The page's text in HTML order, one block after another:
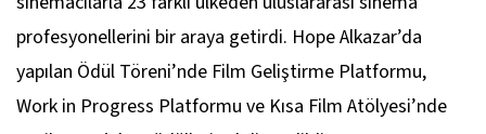
profesyonellerini bir araya getirdi. Hope Alkazar’da
yapılan Ödül Töreni’nde Film Geliştirme Platformu,
Work in Progress Platformu ve Kısa Film Atölyesi’nde